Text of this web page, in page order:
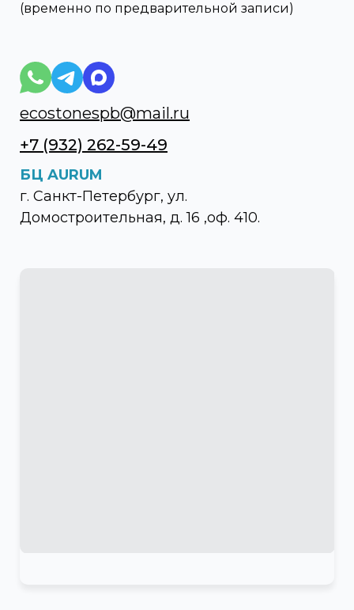
(временно по предварительной записи)
ecostonespb@mail.ru
+7 (932) 262-59-49
БЦ AURUM
г. Санкт-Петербург, ул.
Домостроительная, д. 16 ,оф. 410.